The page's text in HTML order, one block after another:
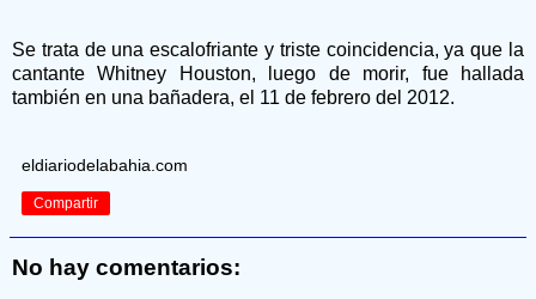
Se trata de una escalofriante y triste coincidencia, ya que la
cantante Whitney Houston, luego de morir, fue hallada
también en una bañadera, el 11 de febrero del 2012.
eldiariodelabahia.com
Compartir
No hay comentarios: